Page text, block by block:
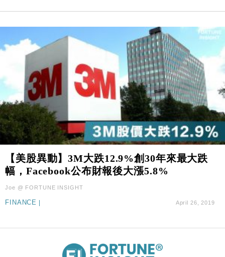
【美股異動】3M大跌12.9%創30年來最大跌
幅，Facebook公布財報後大漲5.8%
Joe @ FORTUNE INSIGHT
FINANCE April 26, 2019